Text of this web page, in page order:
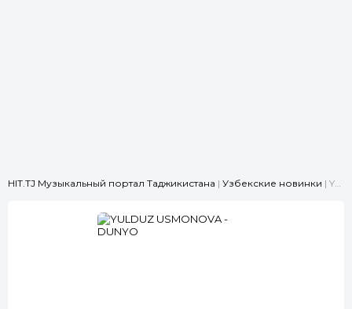
HIT.TJ Музыкальный портал Таджикистана | Узбекские новинки | YULDUZ USMONOVA - DUNYO